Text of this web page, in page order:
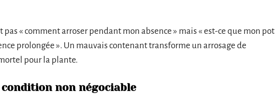
pas « comment arroser pendant mon absence » mais « est-ce que mon pot
prolongée ». Un mauvais contenant transforme un arrosage de
pour la plante.
non négociable